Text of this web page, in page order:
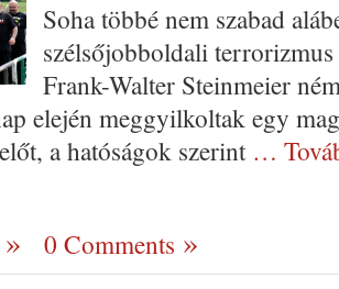
Soha többé nem szabad
szélsőjobboldali
Frank-Walter Steinmeier
elején meggyilkoltak egy
a hatóságok szerint …
0 Comments